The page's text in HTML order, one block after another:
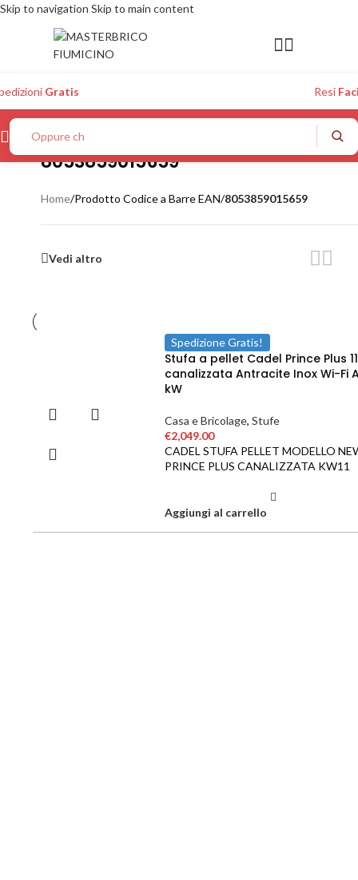
Skip to navigation Skip to main content
Gratis Resi
Oppure chiedi
8053859015659
Home/Prodotto Codice a Barre EAN/8053859015659
Vedi altro
Spedizione Gratis!
Stufa a pellet Cadel Prince Plus 11
canalizzata Antracite Inox Wi-Fi
kW
Casa e Bricolage, Stufe
€2,049.00
CADEL STUFA PELLET MODELLO
PRINCE PLUS CANALIZZATA KW11
Aggiungi al carrello